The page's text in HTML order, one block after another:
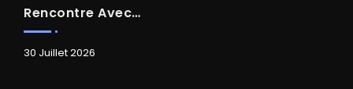
Rencontre Avec Madame Isabelle FAMARO
30 Juillet 2026